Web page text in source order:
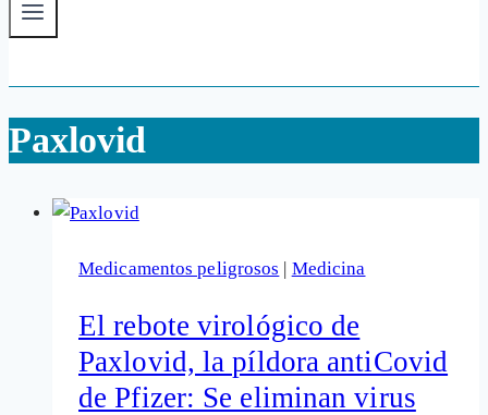
Paxlovid
Medicamentos peligrosos Medicina
El rebote virológico de
Paxlovid, la píldora antiCovid
de Pfizer: Se eliminan virus